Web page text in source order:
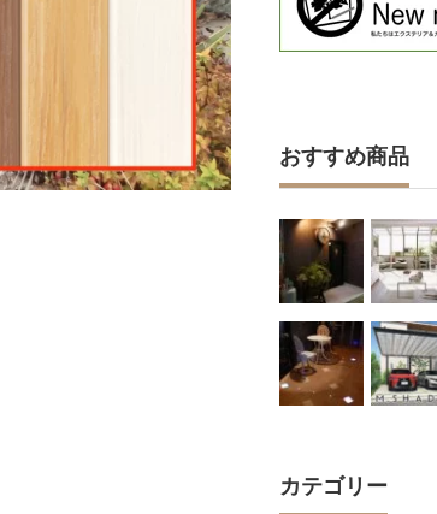
おすすめ商品
カテゴリー